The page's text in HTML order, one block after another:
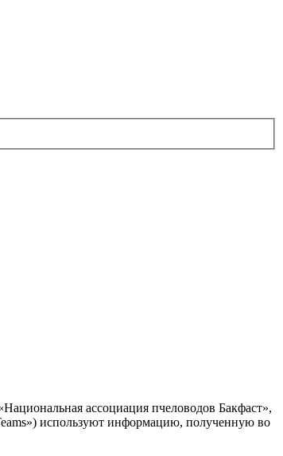
ассоциация пчеловодов Бакфаст»,
используют информацию, полученную во